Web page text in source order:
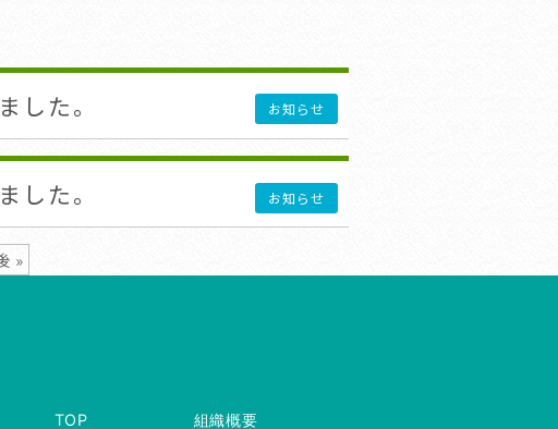
した。 お知らせ
した。 お知らせ
»
TOP 組織概要